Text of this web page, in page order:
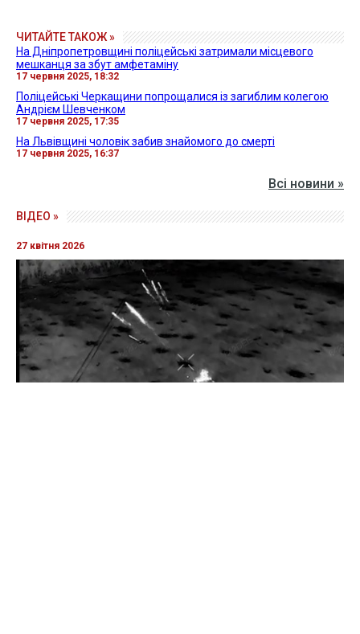
ЧИТАЙТЕ ТАКОЖ »
На Дніпропетровщині поліцейські затримали місцевого
мешканця за збут амфетаміну
17 червня 2025, 18:32
Поліцейські Черкащини попрощалися із загиблим колегою
Андрієм Шевченком
17 червня 2025, 17:35
На Львівщині чоловік забив знайомого до смерті
17 червня 2025, 16:37
Всі новини »
ВІДЕО »
27 квітня 2026